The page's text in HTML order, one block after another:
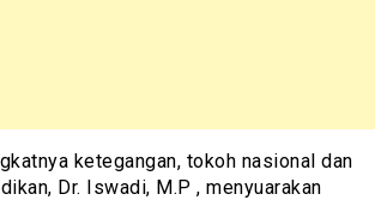
ketegangan, tokoh nasional dan
Dr. Iswadi, M.P , menyuarakan